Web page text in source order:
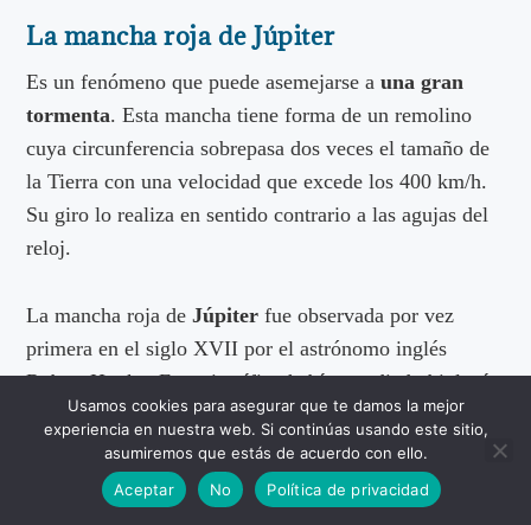
La mancha roja de Júpiter
Es un fenómeno que puede asemejarse auna gran
tormenta. Esta mancha tiene forma de un remolino
cuya circunferencia sobrepasa dos veces el tamaño de
la Tierra con una velocidad que excede los 400 km/h.
Su giro lo realiza en sentido contrario a las agujas del
reloj.
La mancha roja deJúpiter fue observada por vez
primera en el siglo XVII por el astrónomo inglés
Robert Hooke. Este científico había estudiado biología,
medicina, arquitectura y la física planetaria. Con todos
estos conocimientos juntos se interesó por los
fenómenos del universo y en especial por esta mancha.
Usamos cookies para asegurar que te damos la mejor
experiencia en nuestra web. Si continúas usando este sitio,
asumiremos que estás de acuerdo con ello.
Aceptar
No Política de privacidad